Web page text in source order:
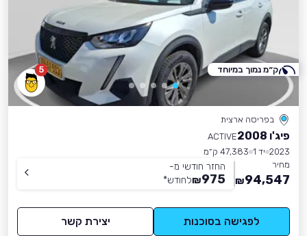
5
בפריסה ארצית
פיג'ו 2008
ACTIVE
2023 יד 1
47,383 ק״מ
מחיר
94,547
₪
החזר חודשי מ-
975
₪לחודש*
לפגישה בסוכנות יצירת קשר
ק״מ נמוך במיוחד